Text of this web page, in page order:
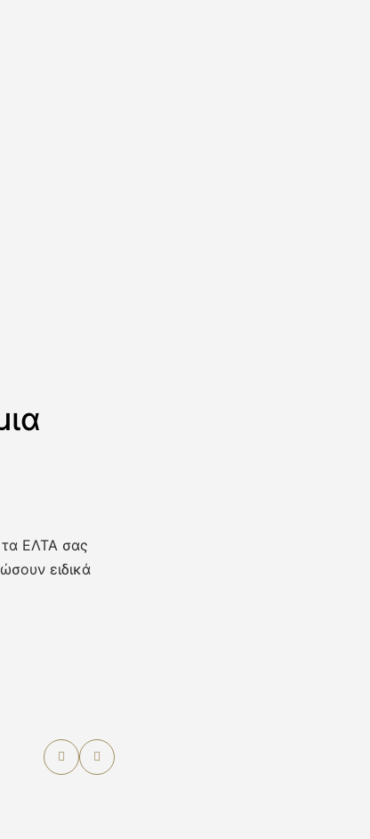
ΕΛΤΑ σας
ειδικά